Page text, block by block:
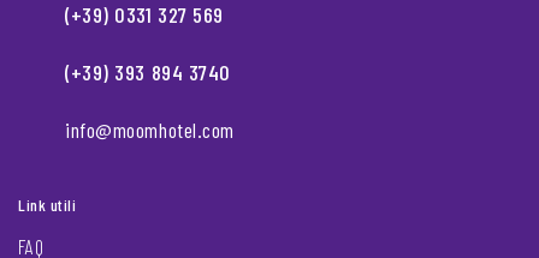
(+39) 0331 327 569
(+39) 393 894 3740
info@moomhotel.com
Link utili
FAQ